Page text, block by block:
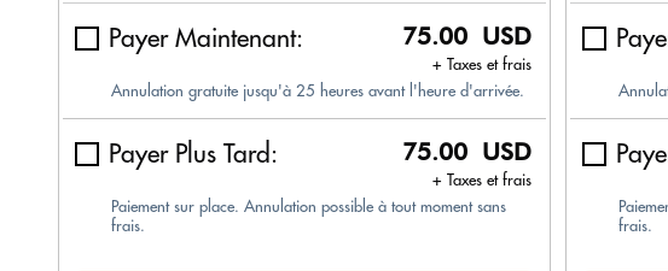
Payer Maintenant: 75.00 USD
+ Taxes et frais
Annulation gratuite jusqu'à 25 heures avant l'heure d'arrivée.
Payer Plus Tard: 75.00 USD
+ Taxes et frais
Paiement sur place. Annulation possible à tout moment sans
frais.
frais.